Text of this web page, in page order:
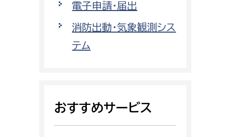
都市政策課
都市計画課
地域交通課
電子申請・届出
消防出動・気象観測シス
テム
おすすめサービス